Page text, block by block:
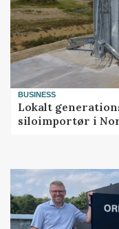
BUSINESS
Lokalt
siloimportør i